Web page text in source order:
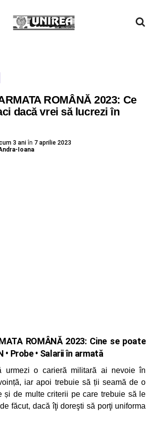
ROMÂNĂ 2023: Ce
dacă vrei să lucrezi în
3 ani în 7 aprilie 2023
Ioana
ROMÂNĂ 2023: Cine se poate
• Probe • Salarii în armată
urmezi o carieră militară ai nevoie în
iar apoi trebuie să ții seamă de o
și de multe criterii pe care trebuie să le
făcut, dacă îţi doreşti să porţi uniforma